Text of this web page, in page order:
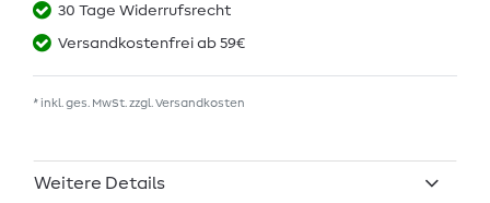
30 Tage Widerrufsrecht
Versandkostenfrei ab 59€
* inkl. ges. MwSt. zzgl. Versandkosten
Weitere Details